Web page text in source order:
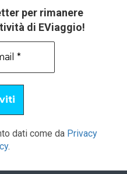
per rimanere
di EViaggio!
dati come da Privacy
.